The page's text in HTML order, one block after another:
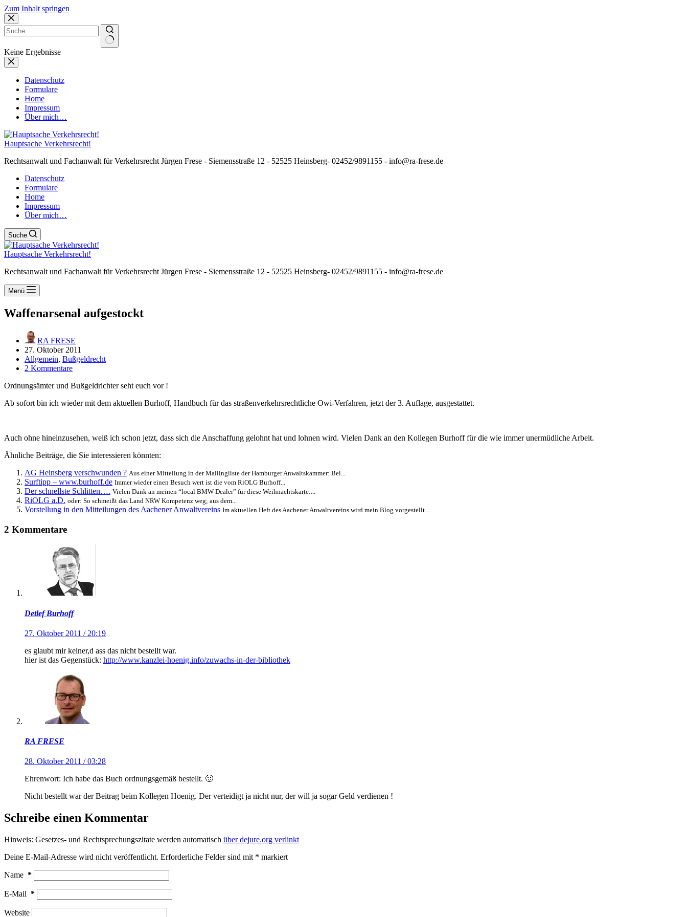
Zum Inhalt springen
Keine Ergebnisse
Datenschutz
Formulare
Home
Impressum
Über mich…
Hauptsache Verkehrsrecht!
Rechtsanwalt und Fachanwalt für Verkehrsrecht Jürgen Frese - Siemensstraße 12 - 52525 Heinsberg- 02452/9891155 - info@ra-frese.de
Datenschutz
Formulare
Home
Impressum
Über mich…
Suche
Hauptsache Verkehrsrecht!
Rechtsanwalt und Fachanwalt für Verkehrsrecht Jürgen Frese - Siemensstraße 12 - 52525 Heinsberg- 02452/9891155 - info@ra-frese.de
Menü
Waffenarsenal aufgestockt
RA FRESE
27. Oktober 2011
Allgemein, Bußgeldrecht
2 Kommentare
Ordnungsämter und Bußgeldrichter seht euch vor !
Ab sofort bin ich wieder mit dem aktuellen Burhoff, Handbuch für das straßenverkehrsrechtliche Owi-Verfahren, jetzt der 3. Auflage, ausgestattet.
Auch ohne hineinzusehen, weiß ich schon jetzt, dass sich die Anschaffung gelohnt hat und lohnen wird. Vielen Dank an den Kollegen Burhoff für die wie immer unermüdliche Arbeit.
Ähnliche Beiträge, die Sie interessieren könnten:
AG Heinsberg verschwunden ? Aus einer Mitteilung in der Mailingliste der Hamburger Anwaltskammer: Bei...
Surftipp – www.burhoff.de Immer wieder einen Besuch wert ist die vom RiOLG Burhoff...
Der schnellste Schlitten…. Vielen Dank an meinen “local BMW-Dealer” für diese Weihnachtskarte:...
RiOLG a.D. oder: So schmeißt das Land NRW Kompetenz weg; aus dem...
Vorstellung in den Mitteilungen des Aachener Anwaltvereins Im aktuellen Heft des Aachener Anwaltvereins wird mein Blog vorgestellt....
2 Kommentare
Detlef Burhoff
27. Oktober 2011 / 20:19
es glaubt mir keiner,d ass das nicht bestellt war.
hier ist das Gegenstück: http://www.kanzlei-hoenig.info/zuwachs-in-der-bibliothek
RA FRESE
28. Oktober 2011 / 03:28
Ehrenwort: Ich habe das Buch ordnungsgemäß bestellt. 🙂
Nicht bestellt war der Beitrag beim Kollegen Hoenig. Der verteidigt ja nicht nur, der will ja sogar Geld verdienen !
Schreibe einen Kommentar
Hinweis: Gesetzes- und Rechtsprechungszitate werden automatisch über dejure.org verlinkt
Deine E-Mail-Adresse wird nicht veröffentlicht. Erforderliche Felder sind mit * markiert
Name *
E-Mail *
Website